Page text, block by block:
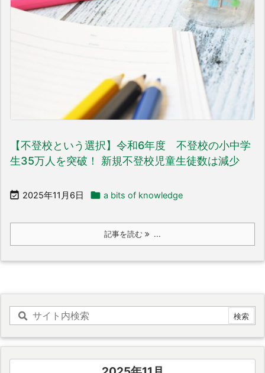
【不登校という選択】令和6年度 不登校の小中学
生35万人を突破！ 新規不登校児童生徒数は減少
 2025年11月6日  a bits of knowledge
記事を読む ...